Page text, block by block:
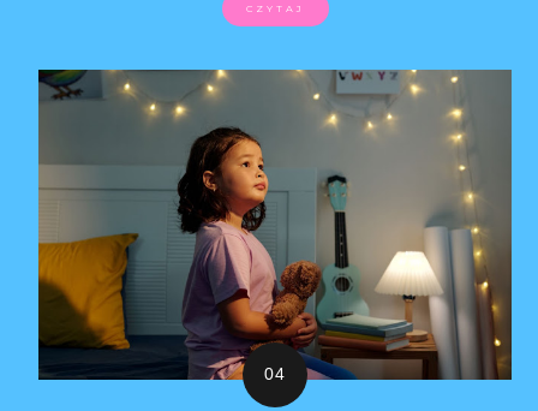
CZYTAJ